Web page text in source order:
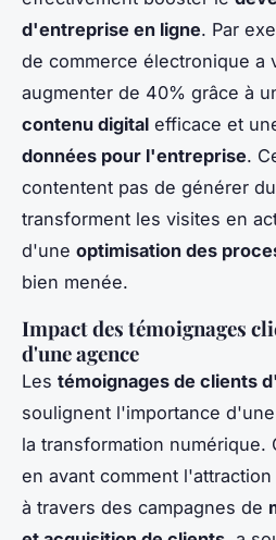
d'entreprise en ligne. Par
de commerce électronique a
augmenter de 40% grâce à
contenu digital efficace et
données pour l'entreprise.
contentent pas de générer
transforment les visites en
d'une optimisation des
bien menée.
Impact des témoignages
d'une agence
Les témoignages de clients
soulignent l'importance d'une
la transformation numérique.
en avant comment
à travers des campagnes de